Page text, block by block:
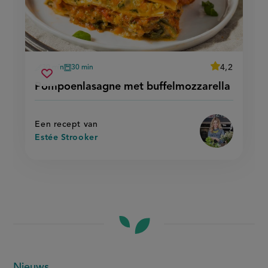
Pompoenlasagne met buffelmozzarella
voorbereidingstijd
30 min
oventijd
30 min
average
4,2
Beoordeel
Een recept van
Estée Strooker
Sla
recept
pompoenlasagne
met
buffelmozzarella